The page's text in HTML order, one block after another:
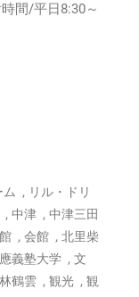
8:30～
ム , リル・ドリ
, 中津 , 中津三田
, 会館 , 北里柴
義塾大学 , 文
鶴雲 , 観光 , 観